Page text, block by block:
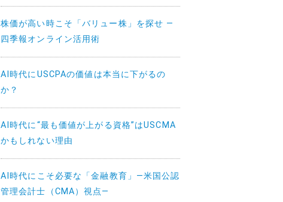
株価が高い時こそ「バリュー株」を探せ —
四季報オンライン活用術
AI時代にUSCPAの価値は本当に下がるの
か？
AI時代に“最も価値が上がる資格”はUSCMA
かもしれない理由
AI時代にこそ必要な「金融教育」—米国公認
管理会計士（CMA）視点—